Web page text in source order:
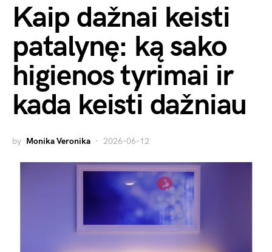
Kaip dažnai keisti
patalynę: ką sako
higienos tyrimai ir
kada keisti dažniau
by Monika Veronika 2026-06-12